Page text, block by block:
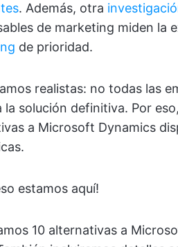
. Además, otra
de marketing miden la
de prioridad.
realistas: no todas las
la solución definitiva. Por
a Microsoft Dynamics
estamos aquí!
10 alternativas a